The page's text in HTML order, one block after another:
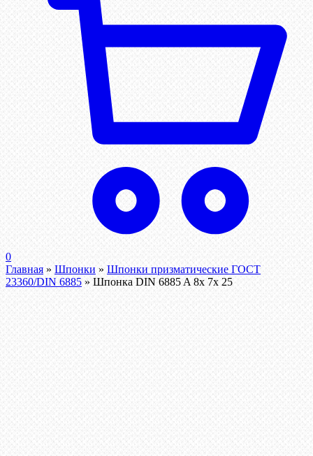
0
Главная » Шпонки » Шпонки призматические ГОСТ
23360/DIN 6885 » Шпонка DIN 6885 A 8x 7x 25